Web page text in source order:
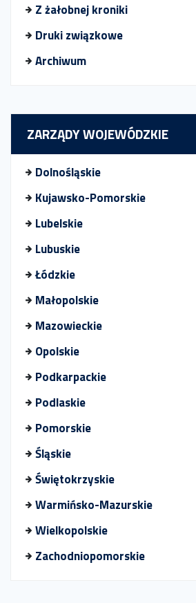
Z żałobnej kroniki
Druki związkowe
Archiwum
ZARZĄDY WOJEWÓDZKIE
Dolnośląskie
Kujawsko-Pomorskie
Lubelskie
Lubuskie
Łódzkie
Małopolskie
Mazowieckie
Opolskie
Podkarpackie
Podlaskie
Pomorskie
Śląskie
Świętokrzyskie
Warmińsko-Mazurskie
Wielkopolskie
Zachodniopomorskie